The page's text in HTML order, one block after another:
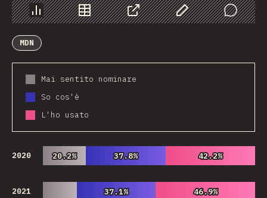
Grafico Dati CondividerePersonalizza i dati
Comments
MDN
Mai sentito nominare
So cos'è
L'ho usato
2020 20.2%
20.2% 37.8%
37.8% 42.2%
42.2%
2021 37.1%
37.1% 46.9%
46.9%